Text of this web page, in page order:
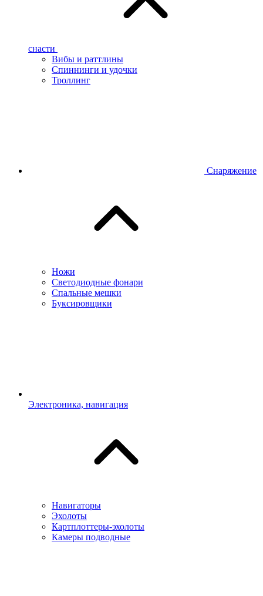
снасти
Вибы и раттлины
Спиннинги и удочки
Троллинг
Снаряжение
Ножи
Светодиодные фонари
Спальные мешки
Буксировщики
Электроника, навигация
Навигаторы
Эхолоты
Картплоттеры-эхолоты
Камеры подводные